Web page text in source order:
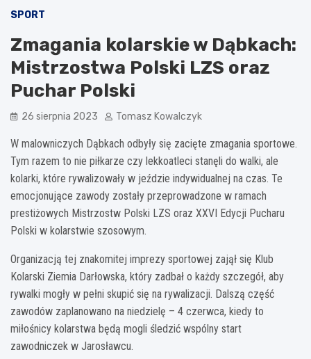
SPORT
Zmagania kolarskie w Dąbkach:
Mistrzostwa Polski LZS oraz
Puchar Polski
26 sierpnia 2023 Tomasz Kowalczyk
W malowniczych Dąbkach odbyły się zacięte zmagania sportowe.
Tym razem to nie piłkarze czy lekkoatleci stanęli do walki, ale
kolarki, które rywalizowały w jeździe indywidualnej na czas. Te
emocjonujące zawody zostały przeprowadzone w ramach
prestiżowych Mistrzostw Polski LZS oraz XXVI Edycji Pucharu
Polski w kolarstwie szosowym.
Organizacją tej znakomitej imprezy sportowej zajął się Klub
Kolarski Ziemia Darłowska, który zadbał o każdy szczegół, aby
rywalki mogły w pełni skupić się na rywalizacji. Dalszą część
zawodów zaplanowano na niedzielę – 4 czerwca, kiedy to
miłośnicy kolarstwa będą mogli śledzić wspólny start
zawodniczek w Jarosławcu.